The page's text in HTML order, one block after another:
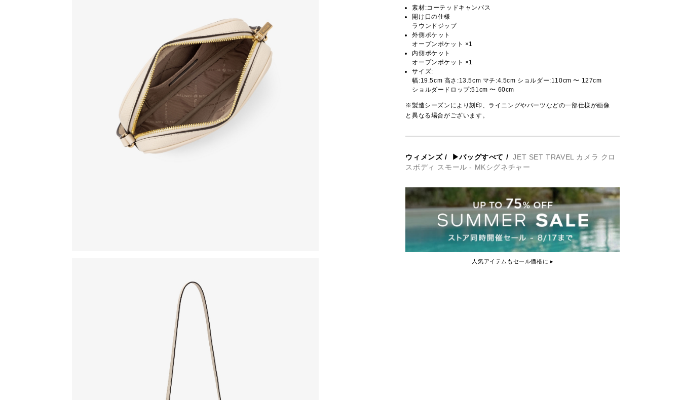
素材:コーテッドキャンバス
開け口の仕様
ラウンドジップ
外側ポケット
オープンポケット ×1
内側ポケット
オープンポケット ×1
サイズ:
幅:19.5cm 高さ:13.5cm マチ:4.5cm ショルダー:110cm 〜 127cm
ショルダードロップ:51cm 〜 60cm
※製造シーズンにより刻印、ライニングやパーツなどの一部仕様が画像
と異なる場合がございます。
ウィメンズ/ ▶バッグすべて / JET SET TRAVEL カメラ クロ
スボディ スモール - MKシグネチャー
人気アイテムもセール価格に ▸